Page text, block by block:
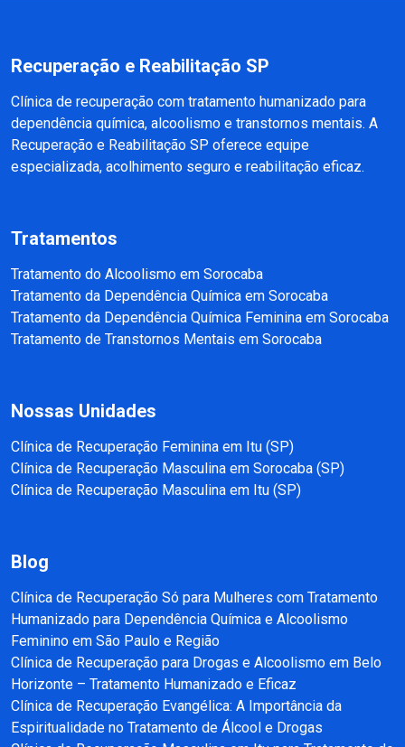
Recuperação e Reabilitação SP
Clínica de recuperação com tratamento humanizado para
dependência química, alcoolismo e transtornos mentais. A
Recuperação e Reabilitação SP oferece equipe
especializada, acolhimento seguro e reabilitação eficaz.
Tratamentos
Tratamento do Alcoolismo em Sorocaba
Tratamento da Dependência Química em Sorocaba
Tratamento da Dependência Química Feminina em Sorocaba
Tratamento de Transtornos Mentais em Sorocaba
Nossas Unidades
Clínica de Recuperação Feminina em Itu (SP)
Clínica de Recuperação Masculina em Sorocaba (SP)
Clínica de Recuperação Masculina em Itu (SP)
Blog
Clínica de Recuperação Só para Mulheres com Tratamento
Humanizado para Dependência Química e Alcoolismo
Feminino em São Paulo e Região
Clínica de Recuperação para Drogas e Alcoolismo em Belo
Horizonte – Tratamento Humanizado e Eficaz
Clínica de Recuperação Evangélica: A Importância da
Espiritualidade no Tratamento de Álcool e Drogas